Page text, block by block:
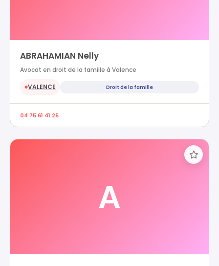
ABRAHAMIAN Nelly
Avocat en droit de la famille à Valence
●VALENCE Droit de la famille
04 75 61 41 25
A